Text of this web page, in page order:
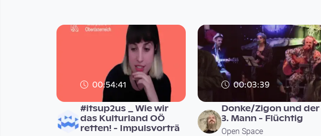
00:54:41
#itsup2us _ Wie wir
das Kulturland OÖ
retten! - Impulsvorträ
00:03:39
Donke/Zigon und der
3. Mann - Flüchtig
Open Space